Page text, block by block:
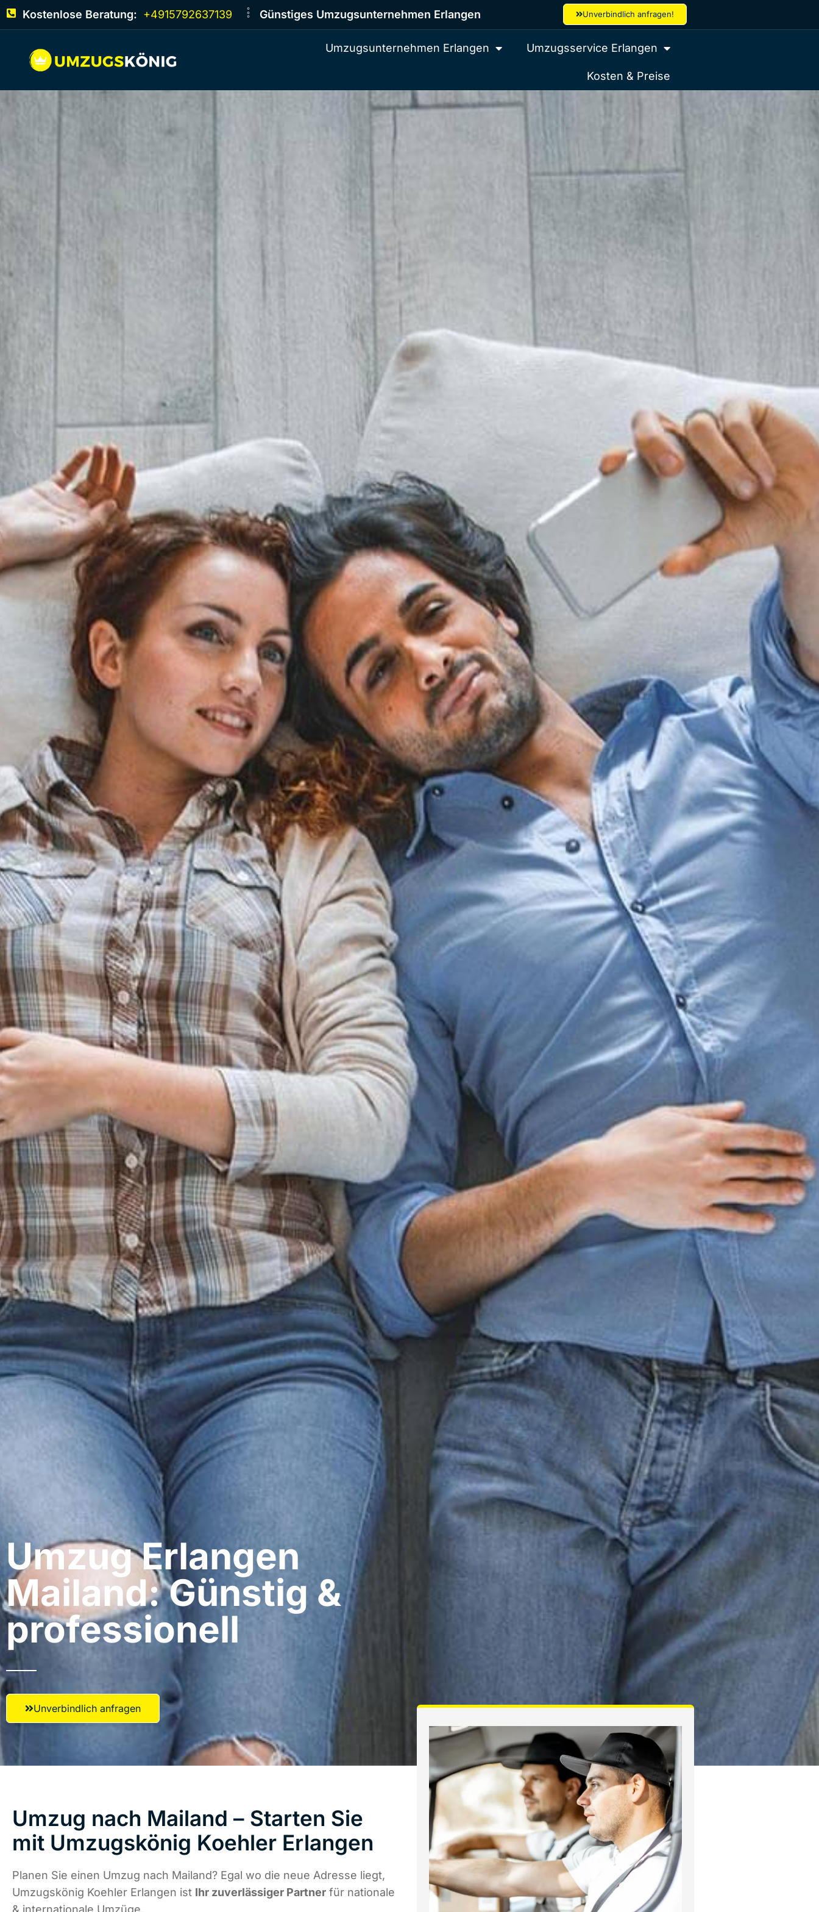
Kostenlose Beratung: +4915792637139 Günstiges Umzugsunternehmen Erlangen Unverbindlich anfragen!
Umzugsunternehmen Erlangen Umzugsservice Erlangen
Kosten & Preise
Umzug Erlangen​
Mailand: Günstig &
professionell​
Unverbindlich anfragen
Umzug nach Mailand – Starten Sie
mit Umzugskönig Koehler Erlangen
Planen Sie einen Umzug nach Mailand? Egal wo die neue Adresse liegt,
Umzugskönig Koehler Erlangen ist Ihr zuverlässiger Partner für nationale
& internationale Umzüge.